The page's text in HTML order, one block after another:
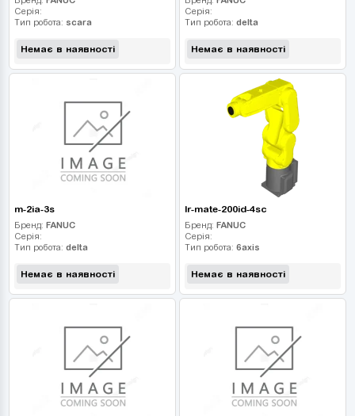
Серія:
Тип робота: scara
Немає в наявності
Серія:
Тип робота: delta
Немає в наявності
m-2ia-3s
Бренд: FANUC
Серія:
Тип робота: delta
Немає в наявності
lr-mate-200id-4sc
Бренд: FANUC
Серія:
Тип робота: 6axis
Немає в наявності